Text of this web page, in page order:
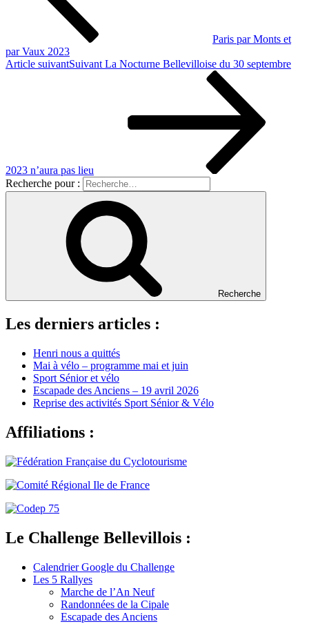
Paris par Monts et
par Vaux 2023
Article suivantSuivant La Nocturne Bellevilloise du 30 septembre
2023 n’aura pas lieu
Recherche pour :
Recherche
Les derniers articles :
Henri nous a quittés
Mai à vélo – programme mai et juin
Sport Sénior et vélo
Escapade des Anciens – 19 avril 2026
Reprise des activités Sport Sénior & Vélo
Affiliations :
Le Challenge Bellevillois :
Calendrier Google du Challenge
Les 5 Rallyes
Marche de l’An Neuf
Randonnées de la Cipale
Escapade des Anciens